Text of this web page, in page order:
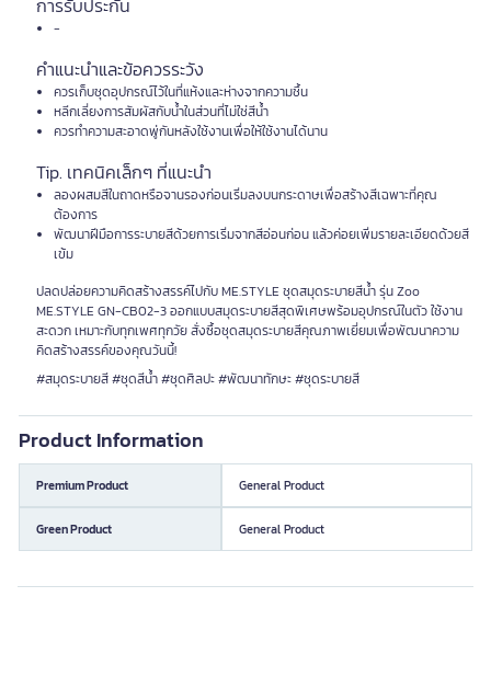
การรับประกัน
-
คำแนะนำและข้อควรระวัง
ควรเก็บชุดอุปกรณ์ไว้ในที่แห้งและห่างจากความชื้น
หลีกเลี่ยงการสัมผัสกับน้ำในส่วนที่ไม่ใช่สีน้ำ
ควรทำความสะอาดพู่กันหลังใช้งานเพื่อให้ใช้งานได้นาน
Tip. เทคนิคเล็กๆ ที่แนะนำ
ลองผสมสีในถาดหรือจานรองก่อนเริ่มลงบนกระดาษเพื่อสร้างสีเฉพาะที่คุณ
ต้องการ
พัฒนาฝีมือการระบายสีด้วยการเริ่มจากสีอ่อนก่อน แล้วค่อยเพิ่มรายละเอียดด้วยสี
เข้ม
ปลดปล่อยความคิดสร้างสรรค์ไปกับ ME.STYLE ชุดสมุดระบายสีน้ำ รุ่น Zoo
ME.STYLE GN-CB02-3 ออกแบบสมุดระบายสีสุดพิเศษพร้อมอุปกรณ์ในตัว ใช้งาน
สะดวก เหมาะกับทุกเพศทุกวัย สั่งซื้อชุดสมุดระบายสีคุณภาพเยี่ยมเพื่อพัฒนาความ
คิดสร้างสรรค์ของคุณวันนี้!
#สมุดระบายสี #ชุดสีน้ำ #ชุดศิลปะ #พัฒนาทักษะ #ชุดระบายสี
Product Information
Premium Product General Product
Green Product General Product